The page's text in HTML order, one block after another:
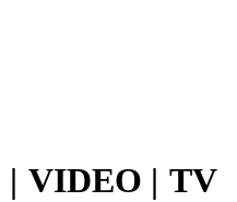
| VIDEO | TV